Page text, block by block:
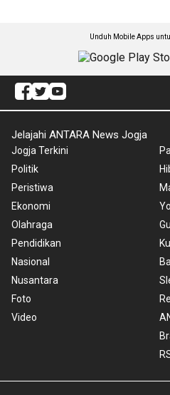
Unduh Mobile Apps
Jelajahi ANTARA News Jogja
Jogja Terkini
Politik
Peristiwa
Ekonomi
Olahraga
Pendidikan
Nasional
Nusantara
Foto
Video